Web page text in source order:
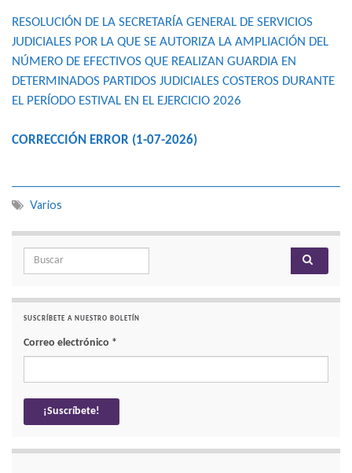
RESOLUCIÓN DE LA SECRETARÍA GENERAL DE SERVICIOS
JUDICIALES POR LA QUE SE AUTORIZA LA AMPLIACIÓN DEL
NÚMERO DE EFECTIVOS QUE REALIZAN GUARDIA EN
DETERMINADOS PARTIDOS JUDICIALES COSTEROS DURANTE
EL PERÍODO ESTIVAL EN EL EJERCICIO 2026
CORRECCIÓN ERROR (1-07-2026)
Varios
Search for:
SUSCRÍBETE A NUESTRO BOLETÍN
Correo electrónico *